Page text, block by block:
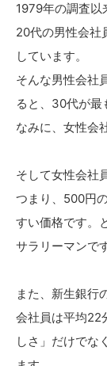
1979年の調査以
20代の男性会
しています。
そんな男性会社
ると、30代が
なみに、女性会
そして女性会社
つまり、500円
すい価格です。
サラリーマンです
また、新生銀行
会社員は平均22
しさ」だけでな